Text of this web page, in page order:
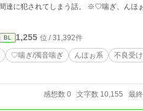
喧嘩じゃ負けなしのΩの総長が信頼し
BL 1,255 位 / 31,392件
♡喘ぎ/濁音喘ぎ んほぉ系 不良受け
感想数 0 文字数 10,155 最